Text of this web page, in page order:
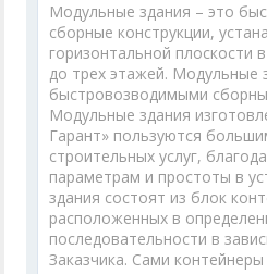
Модульные здания – это
сборные конструкции,
горизонтальной плоскости
до трех этажей. Модульные
быстровозводимыми
Модульные здания
Гарант» пользуются
строительных услуг,
параметрам и простоты в
здания состоят из блок
расположенных в
последовательности в
Заказчика. Сами